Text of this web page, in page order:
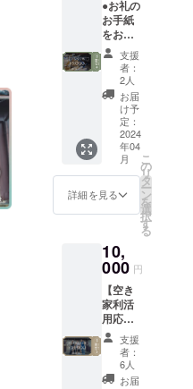
●お礼の
お手紙
をお送
りしま
す。 ●
空き家
地方創
生株式
会社か
らの情
報配信
メール
などで
工事の
進捗、
イベン
ト情報
などを
共有さ
せてい
ただく
予定で
す。
支援
者：
2人
お届
け予
定：
2024
年04
月
詳細を見る
こ
の
リ
タ
ー
ン
を
選
択
す
る
10,
000 円
【空き
家利活
用応
援】 ●
特にリ
ターン
は不要
支援
者：
6人
お届